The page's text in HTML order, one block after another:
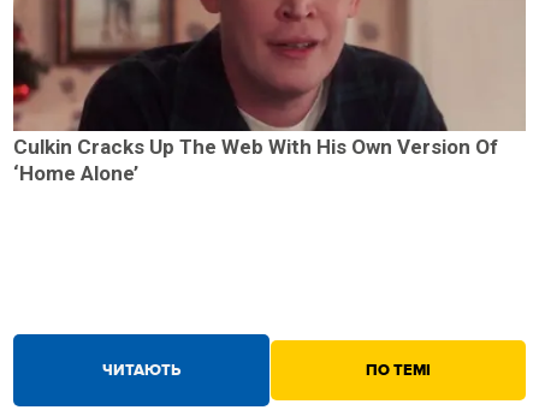
ЧИТАЮТЬ ПО ТЕМІ
Culkin Cracks Up The Web With His Own Version Of
‘Home Alone’